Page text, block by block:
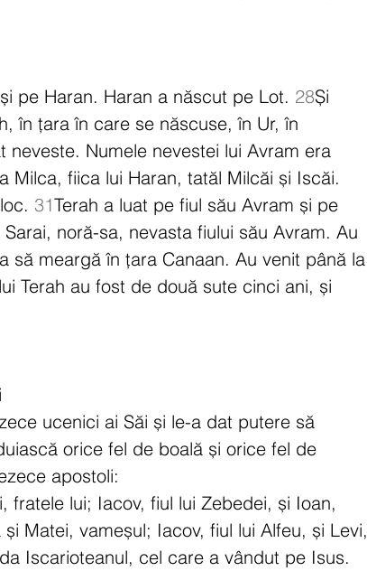
pe Haran. Haran a născut pe Lot. 28Și
în țara în care se născuse, în Ur, în
neveste. Numele nevestei lui Avram era
Milca, fiica lui Haran, tatăl Milcăi și Iscăi.
31Terah a luat pe fiul său Avram și pe
noră-sa, nevasta fiului său Avram. Au
să meargă în țara Canaan. Au venit până la
Terah au fost de două sute cinci ani, și
ucenici ai Săi și le-a dat putere să
orice fel de boală și orice fel de
apostoli:
fratele lui; Iacov, fiul lui Zebedei, și Ioan,
Matei, vameșul; Iacov, fiul lui Alfeu, și Levi,
Iscarioteanul, cel care a vândut pe Isus.